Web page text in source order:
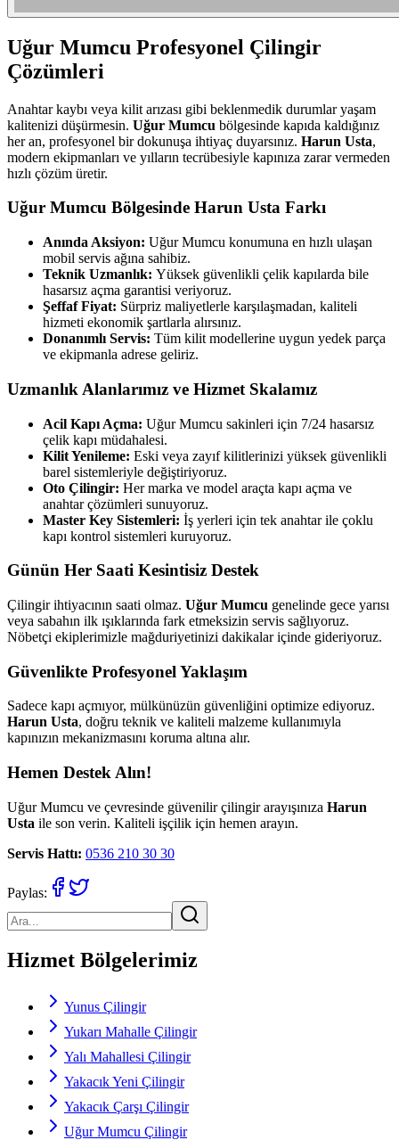
Uğur Mumcu Profesyonel Çilingir
Çözümleri
Anahtar kaybı veya kilit arızası gibi beklenmedik durumlar yaşam
kalitenizi düşürmesin. Uğur Mumcu bölgesinde kapıda kaldığınız
her an, profesyonel bir dokunuşa ihtiyaç duyarsınız. Harun Usta,
modern ekipmanları ve yılların tecrübesiyle kapınıza zarar vermeden
hızlı çözüm üretir.
Uğur Mumcu Bölgesinde Harun Usta Farkı
Anında Aksiyon: Uğur Mumcu konumuna en hızlı ulaşan
mobil servis ağına sahibiz.
Teknik Uzmanlık: Yüksek güvenlikli çelik kapılarda bile
hasarsız açma garantisi veriyoruz.
Şeffaf Fiyat: Sürpriz maliyetlerle karşılaşmadan, kaliteli
hizmeti ekonomik şartlarla alırsınız.
Donanımlı Servis: Tüm kilit modellerine uygun yedek parça
ve ekipmanla adrese geliriz.
Uzmanlık Alanlarımız ve Hizmet Skalamız
Acil Kapı Açma: Uğur Mumcu sakinleri için 7/24 hasarsız
çelik kapı müdahalesi.
Kilit Yenileme: Eski veya zayıf kilitlerinizi yüksek güvenlikli
barel sistemleriyle değiştiriyoruz.
Oto Çilingir: Her marka ve model araçta kapı açma ve
anahtar çözümleri sunuyoruz.
Master Key Sistemleri: İş yerleri için tek anahtar ile çoklu
kapı kontrol sistemleri kuruyoruz.
Günün Her Saati Kesintisiz Destek
Çilingir ihtiyacının saati olmaz. Uğur Mumcu genelinde gece yarısı
veya sabahın ilk ışıklarında fark etmeksizin servis sağlıyoruz.
Nöbetçi ekiplerimizle mağduriyetinizi dakikalar içinde gideriyoruz.
Güvenlikte Profesyonel Yaklaşım
Sadece kapı açmıyor, mülkünüzün güvenliğini optimize ediyoruz.
Harun Usta, doğru teknik ve kaliteli malzeme kullanımıyla
kapınızın mekanizmasını koruma altına alır.
Hemen Destek Alın!
Uğur Mumcu ve çevresinde güvenilir çilingir arayışınıza Harun
Usta ile son verin. Kaliteli işçilik için hemen arayın.
Servis Hattı: 0536 210 30 30
Paylas:
Hizmet Bölgelerimiz
Yunus Çilingir
Yukarı Mahalle Çilingir
Yalı Mahallesi Çilingir
Yakacık Yeni Çilingir
Yakacık Çarşı Çilingir
Uğur Mumcu Çilingir